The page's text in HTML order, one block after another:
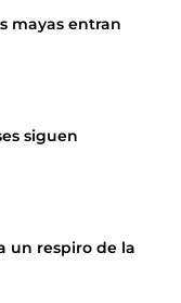
mayas entran
siguen
un respiro de la